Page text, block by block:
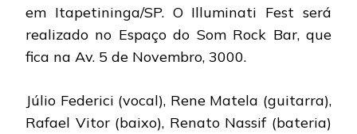
em Itapetininga/SP. O Illuminati Fest será
realizado no Espaço do Som Rock Bar, que
fica na Av. 5 de Novembro, 3000.
Júlio Federici (vocal), Rene Matela (guitarra),
Rafael Vitor (baixo), Renato Nassif (bateria)